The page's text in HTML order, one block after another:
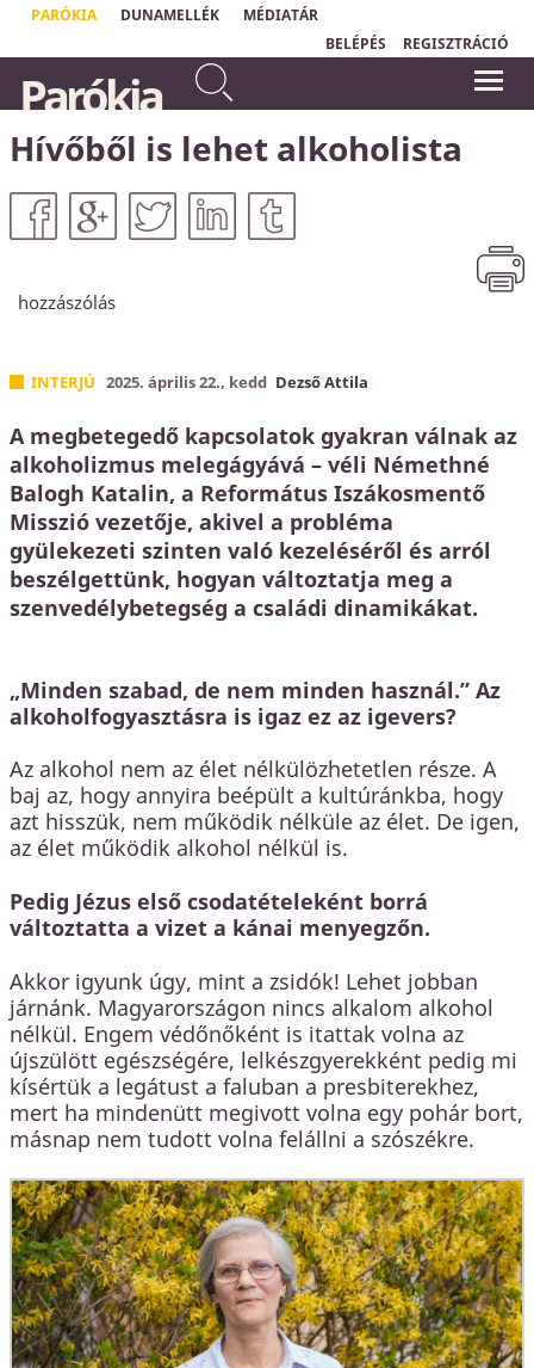
PARÓKIA DUNAMELLÉK
MÉDIATÁR
BELÉPÉS
REGISZTRÁCIÓ
...nincsen üdvösség senki
másban, mert nem is adatott az
embereknek az ég alatt
üdvözülhetnénk.
Apostolok Cselekedetei
4,12
"Isten szeretete nem valami homályos
Ferenc pápa
Parókia
Hívőből is lehet alkoholista
hozzászólás
INTERJÚ 2025. április 22., kedd Dezső Attila
A megbetegedő kapcsolatok gyakran válnak az
alkoholizmus melegágyává – véli Némethné
Balogh Katalin, a Református Iszákosmentő
Misszió vezetője, akivel a probléma
gyülekezeti szinten való kezeléséről és arról
beszélgettünk, hogyan változtatja meg a
szenvedélybetegség a családi dinamikákat.
„Minden szabad, de nem minden használ.” Az
alkoholfogyasztásra is igaz ez az igevers?
Az alkohol nem az élet nélkülözhetetlen része. A
baj az, hogy annyira beépült a kultúránkba, hogy
azt hisszük, nem működik nélküle az élet. De igen,
az élet működik alkohol nélkül is.
Pedig Jézus első csodatételeként borrá
változtatta a vizet a kánai menyegzőn.
Akkor igyunk úgy, mint a zsidók! Lehet jobban
járnánk. Magyarországon nincs alkalom alkohol
nélkül. Engem védőnőként is itattak volna az
újszülött egészségére, lelkészgyerekként pedig mi
kísértük a legátust a faluban a presbiterekhez,
mert ha mindenütt megivott volna egy pohár bort,
másnap nem tudott volna felállni a szószékre.